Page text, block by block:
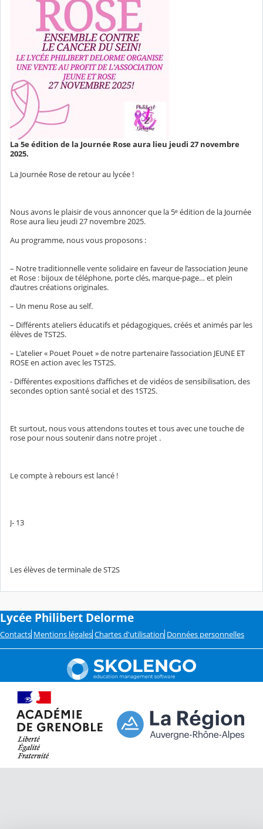
La 5e édition de la Journée Rose aura lieu jeudi 27 novembre
2025.
La Journée Rose de retour au lycée !
Nous avons le plaisir de vous annoncer que la 5ᵉ édition de la Journée
Rose aura lieu jeudi 27 novembre 2025.
Au programme, nous vous proposons :
– Notre traditionnelle vente solidaire en faveur de l’association Jeune
et Rose : bijoux de téléphone, porte clés, marque-page… et plein
d’autres créations originales.
– Un menu Rose au self.
– Différents ateliers éducatifs et pédagogiques, créés et animés par les
élèves de TST2S.
– L'atelier « Pouet Pouet » de notre partenaire l’association JEUNE ET
ROSE en action avec les TST2S.
- Différentes expositions d’affiches et de vidéos de sensibilisation, des
secondes option santé social et des 1ST2S.
Et surtout, nous vous attendons toutes et tous avec une touche de
rose pour nous soutenir dans notre projet .
Le compte à rebours est lancé !
J- 13
Les élèves de terminale de ST2S
Lycée Philibert Delorme
Contacts Mentions légales Chartes d'utilisation Données personnelles